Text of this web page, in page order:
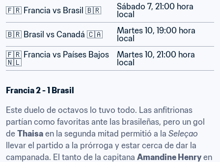
🇫🇷 Francia vs Brasil 🇧🇷
Sábado 7, 21:00 hora
local
🇧🇷 Brasil vs Canadá 🇨🇦
Martes 10, 19:00 hora
local
🇫🇷 Francia vs Países Bajos
🇳🇱
Martes 10, 21:00 hora
local
Francia 2 - 1 Brasil
Este duelo de octavos lo tuvo todo. Las anfitrionas
partían como favoritas ante las brasileñas, pero un gol
de Thaisa en la segunda mitad permitió a la Seleçao
llevar el partido a la prórroga y estar cerca de dar la
campanada. El tanto de la capitana Amandine Henry en